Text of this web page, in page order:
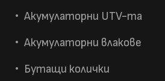
Акумулаторни UTV-та
Акумулаторни влакове
Бутащи колички